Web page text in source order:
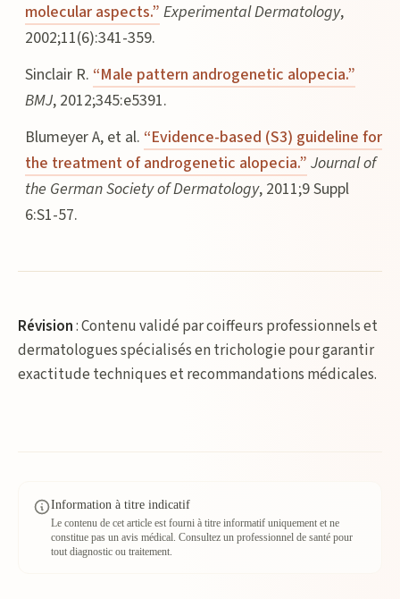
molecular aspects.” Experimental Dermatology,
2002;11(6):341-359.
Sinclair R. “Male pattern androgenetic alopecia.”
BMJ, 2012;345:e5391.
Blumeyer A, et al. “Evidence-based (S3) guideline for
the treatment of androgenetic alopecia.” Journal of
the German Society of Dermatology, 2011;9 Suppl
6:S1-57.
Révision: Contenu validé par coiffeurs professionnels et
dermatologues spécialisés en trichologie pour garantir
exactitude techniques et recommandations médicales.
Information à titre indicatif
Le contenu de cet article est fourni à titre informatif uniquement et ne
constitue pas un avis médical. Consultez un professionnel de santé pour
tout diagnostic ou traitement.